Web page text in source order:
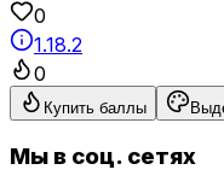
0
1.18.2
0
Купить баллы
Мы в соц. сетях